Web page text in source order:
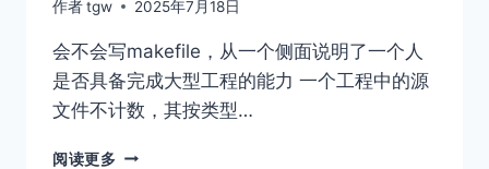
作者tgw 2025年7月18日
会不会写makefile，从⼀个侧⾯说明了⼀个⼈
是否具备完成⼤型⼯程的能⼒ ⼀个⼯程中的源
⽂件不计数，其按类型…
阅读更多 MAKEFILE